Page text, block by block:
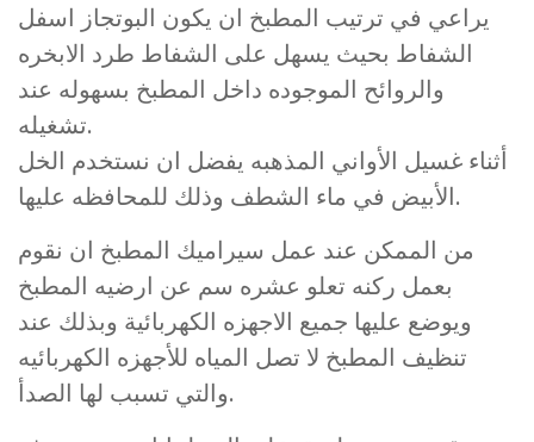
يراعي في ترتيب المطبخ ان يكون البوتجاز اسفل
الشفاط بحيث يسهل على الشفاط طرد الابخره
والروائح الموجوده داخل المطبخ بسهوله عند
تشغيله.
أثناء غسيل الأواني المذهبه يفضل ان نستخدم الخل
الأبيض في ماء الشطف وذلك للمحافظه عليها.
من الممكن عند عمل سيراميك المطبخ ان نقوم
بعمل ركنه تعلو عشره سم عن ارضيه المطبخ
ويوضع عليها جميع الاجهزه الكهربائية وبذلك عند
تنظيف المطبخ لا تصل المياه للأجهزه الكهربائيه
والتي تسبب لها الصدأ.